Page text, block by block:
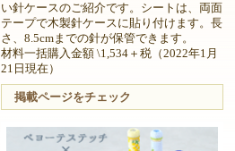
い針ケースのご紹介です。シートは、両面
テープで木製針ケースに貼り付けます。長
さ、8.5cmまでの針が保管できます。
材料一括購入金額 \1,534＋税（2022年1月
21日現在）
掲載ページをチェック